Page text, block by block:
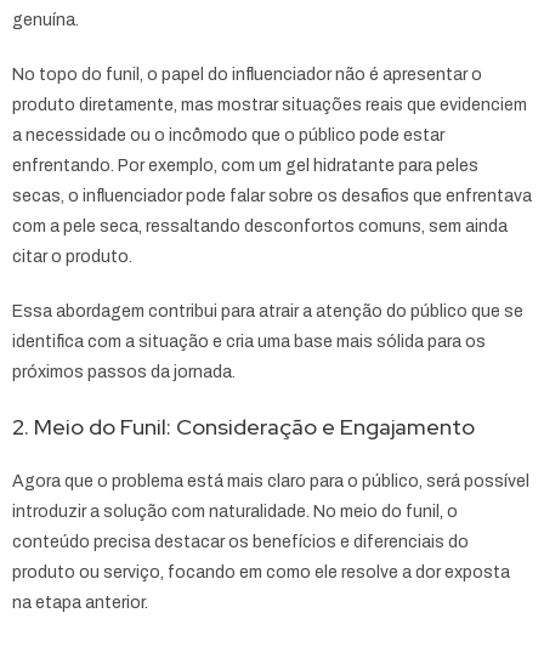
genuína.
No topo do funil, o papel do influenciador não é apresentar o
produto diretamente, mas mostrar situações reais que evidenciem
a necessidade ou o incômodo que o público pode estar
enfrentando. Por exemplo, com um gel hidratante para peles
secas, o influenciador pode falar sobre os desafios que enfrentava
com a pele seca, ressaltando desconfortos comuns, sem ainda
citar o produto.
Essa abordagem contribui para atrair a atenção do público que se
identifica com a situação e cria uma base mais sólida para os
próximos passos da jornada.
2. Meio do Funil: Consideração e Engajamento
Agora que o problema está mais claro para o público, será possível
introduzir a solução com naturalidade. No meio do funil, o
conteúdo precisa destacar os benefícios e diferenciais do
produto ou serviço, focando em como ele resolve a dor exposta
na etapa anterior.